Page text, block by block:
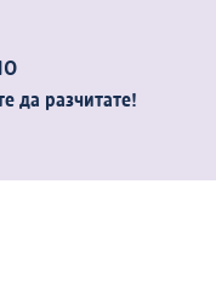
да разчитате!